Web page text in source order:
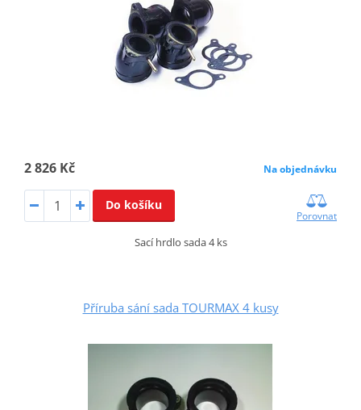
2 826 Kč Na objednávku
Do košíku
Porovnat
Sací hrdlo sada 4 ks
Příruba sání sada TOURMAX 4 kusy